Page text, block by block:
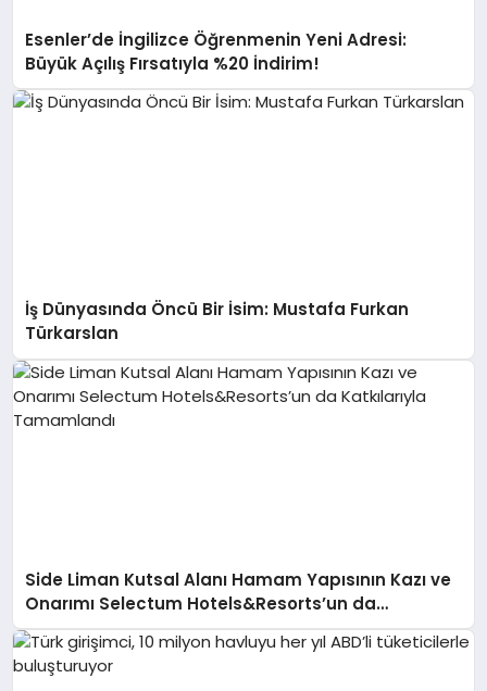
Esenler’de İngilizce Öğrenmenin Yeni Adresi:
Büyük Açılış Fırsatıyla %20 İndirim!
İş Dünyasında Öncü Bir İsim: Mustafa Furkan
Türkarslan
Side Liman Kutsal Alanı Hamam Yapısının Kazı ve
Onarımı Selectum Hotels&Resorts’un da
Katkılarıyla Tamamlandı